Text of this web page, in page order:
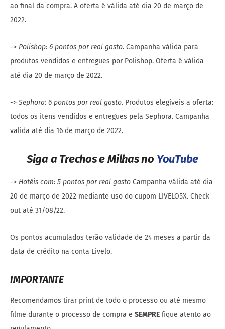
ao final da compra. A oferta é válida até dia 20 de março de
2022.
-> Polishop: 6 pontos por real gasto. Campanha válida para
produtos vendidos e entregues por Polishop. Oferta é válida
até dia 20 de março de 2022.
-> Sephora: 6 pontos por real gasto. Produtos elegíveis a oferta:
todos os itens vendidos e entregues pela Sephora. Campanha
valida até dia 16 de março de 2022.
Siga a Trechos e Milhas no YouTube
-> Hotéis com: 5 pontos por real gasto Campanha válida até dia
20 de março de 2022 mediante uso do cupom LIVELO5X. Check
out até 31/08/22.
Os pontos acumulados terão validade de 24 meses a partir da
data de crédito na conta Livelo.
IMPORTANTE
Recomendamos tirar print de todo o processo ou até mesmo
filme durante o processo de compra e SEMPRE fique atento ao